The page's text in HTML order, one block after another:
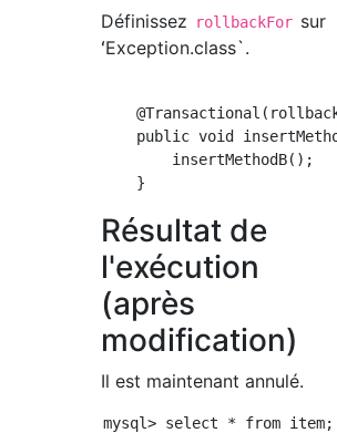
Définissez rollbackFor sur
ʻException.class`.
public void
        insertMethodB();
Résultat de
l'exécution
(après
modification)
Il est maintenant annulé.
mysql> select * from item;